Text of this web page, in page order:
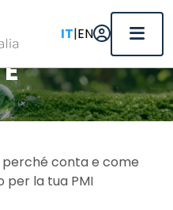
IT|EN
UN
perché conta e come
per la tua PMI